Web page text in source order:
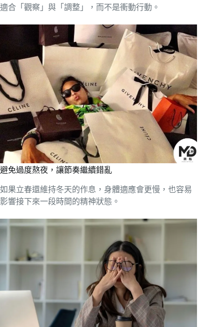
適合「觀察」與「調整」，而不是衝動行動。
避免過度熬夜，讓節奏繼續錯亂
如果立春還維持冬天的作息，身體適應會更慢，也容易
影響接下來一段時間的精神狀態。